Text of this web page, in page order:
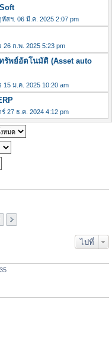
สฯ. 06 มี.ค. 2025 2:07 pm
26 ก.พ. 2025 5:23 pm
รัพย์อัตโนมัติ (Asset auto
15 ม.ค. 2025 10:20 am
27 ธ.ค. 2024 4:12 pm
ไปที่